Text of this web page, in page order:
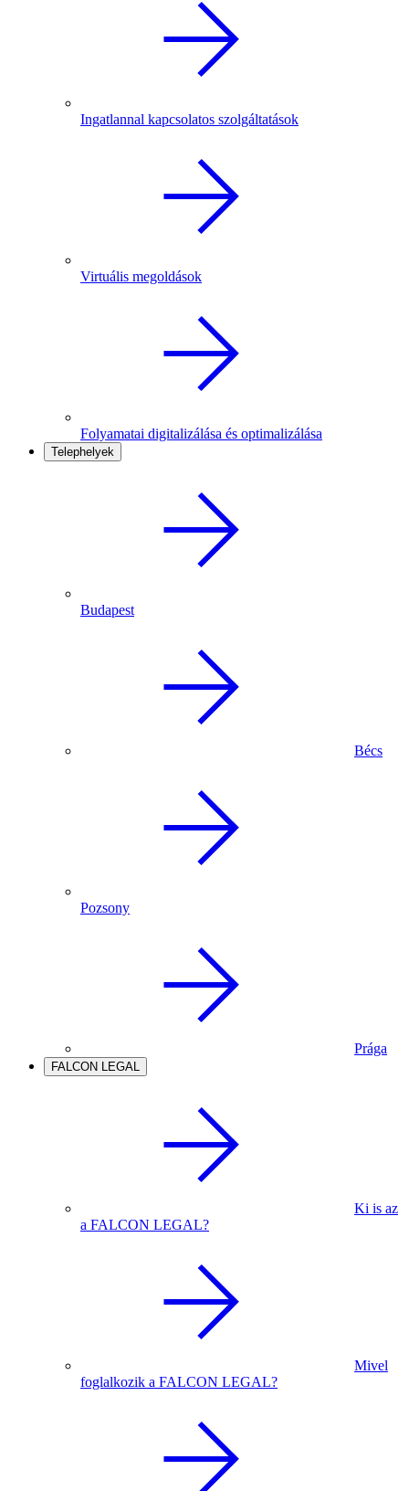
Ingatlannal kapcsolatos szolgáltatások
Virtuális megoldások
Folyamatai digitalizálása és optimalizálása
Telephelyek
Budapest
Bécs
Pozsony
Prága
FALCON LEGAL
Ki is az
a FALCON LEGAL?
Mivel
foglalkozik a FALCON LEGAL?